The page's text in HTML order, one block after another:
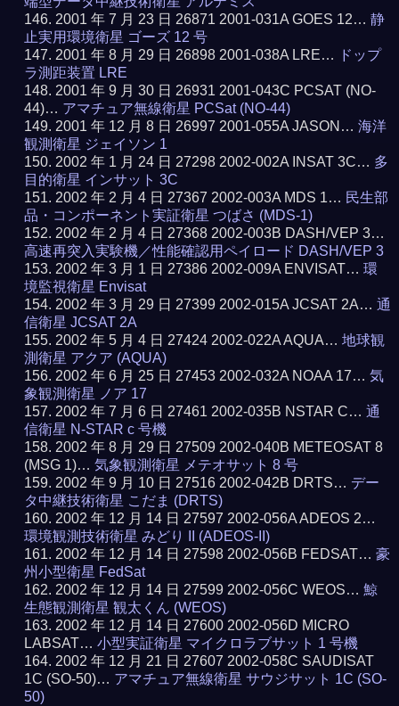
2001 年 7 月 23 日 26871 2001-031A GOES 12…静
止実用環境衛星 ゴーズ 12 号
2001 年 8 月 29 日 26898 2001-038A LRE…
ドップ
ラ測距装置 LRE
2001 年 9 月 30 日 26931 2001-043C PCSAT (NO-
44)… アマチュア無線衛星 PCSat (NO-44)
2001 年 12 月 8 日 26997 2001-055A JASON…海洋
観測衛星 ジェイソン 1
2002 年 1 月 24 日 27298 2002-002A INSAT 3C… 多
目的衛星 インサット 3C
2002 年 2 月 4 日 27367 2002-003A MDS 1… 民生部
品・コンポーネント実証衛星 つばさ (MDS-1)
2002 年 2 月 4 日 27368 2002-003B DASH/VEP 3…
高速再突入実験機／性能確認用ペイロード DASH/VEP 3
2002 年 3 月 1 日 27386 2002-009A ENVISAT…環
境監視衛星 Envisat
2002 年 3 月 29 日 27399 2002-015A JCSAT 2A…通
信衛星 JCSAT 2A
2002 年 5 月 4 日 27424 2002-022A AQUA…地球観
測衛星 アクア (AQUA)
2002 年 6 月 25 日 27453 2002-032A NOAA 17…気
象観測衛星 ノア 17
2002 年 7 月 6 日 27461 2002-035B NSTAR C…通
信衛星 N-STAR c 号機
2002 年 8 月 29 日 27509 2002-040B METEOSAT 8
(MSG 1)…気象観測衛星 メテオサット 8 号
2002 年 9 月 10 日 27516 2002-042B DRTS… デー
タ中継技術衛星 こだま (DRTS)
2002 年 12 月 14 日 27597 2002-056A ADEOS 2…
環境観測技術衛星 みどり II (ADEOS-II)
2002 年 12 月 14 日 27598 2002-056B FEDSAT…豪
州小型衛星 FedSat
2002 年 12 月 14 日 27599 2002-056C WEOS…鯨
生態観測衛星 観太くん (WEOS)
2002 年 12 月 14 日 27600 2002-056D MICRO
LABSAT…小型実証衛星 マイクロラブサット 1 号機
2002 年 12 月 21 日 27607 2002-058C SAUDISAT
1C (SO-50)… アマチュア無線衛星 サウジサット 1C (SO-
50)